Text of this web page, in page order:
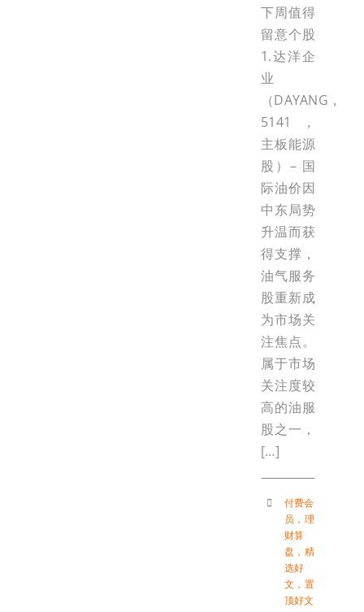
下周值得
留意个股
1.达洋企
业
（DAYANG，
5141，
主板能源
股）– 国
际油价因
中东局势
升温而获
得支撑，
油气服务
股重新成
为市场关
注焦点。
属于市场
关注度较
高的油服
股之一，
[…]
付费会
员 ， 理
财算
盘 ， 精
选好
文 ， 置
顶好文